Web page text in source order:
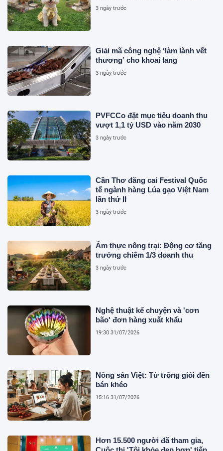
3 ngày trước
Giải mã công nghệ ‘làm lành vết
thương’ cho khoai lang
3 ngày trước
PVFCCo đặt mục tiêu doanh thu
vượt 1,1 tỷ USD vào năm 2030
3 ngày trước
Cần Thơ đăng cai Festival Quốc
tế ngành hàng Lúa gạo Việt Nam
lần thứ II
3 ngày trước
Ẩm thực nông trại: Động cơ tăng
trưởng chiếm 1/3 doanh thu
3 ngày trước
Nghệ thuật kể chuyện và 'cơn
bão' đơn hàng xuất khẩu
19:30 31/07/2026
Nông sản Việt: Từ trồng giỏi đến
bán khéo
15:16 31/07/2026
Hơn 15.500 người đã tham gia,